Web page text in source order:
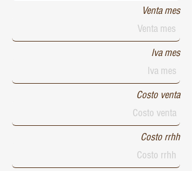
Venta mes
Iva mes
Costo venta
Costo rrhh